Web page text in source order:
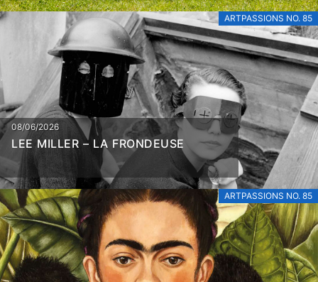
ARTPASSIONS NO. 85
08/06/2026
LEE MILLER – LA FRONDEUSE
ARTPASSIONS NO. 85